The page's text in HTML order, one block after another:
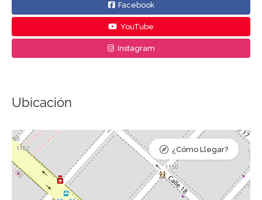
Facebook
YouTube
Instagram
Ubicación
¿Cómo Llegar?